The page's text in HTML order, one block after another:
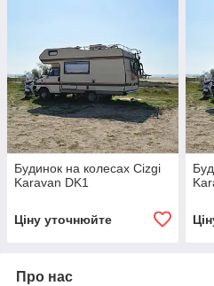
Будинок на колесах Cizgi
Karavan DK1
Ціну уточнюйте
Про нас